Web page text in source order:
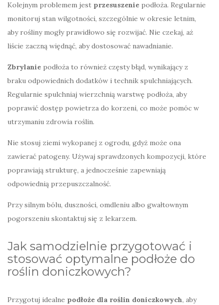
Kolejnym problemem jest przesuszenie podłoża. Regularnie
monitoruj stan wilgotności, szczególnie w okresie letnim,
aby rośliny mogły prawidłowo się rozwijać. Nie czekaj, aż
liście zaczną więdnąć, aby dostosować nawadnianie.
Zbrylanie podłoża to również częsty błąd, wynikający z
braku odpowiednich dodatków i technik spulchniających.
Regularnie spulchniaj wierzchnią warstwę podłoża, aby
poprawić dostęp powietrza do korzeni, co może pomóc w
utrzymaniu zdrowia roślin.
Nie stosuj ziemi wykopanej z ogrodu, gdyż może ona
zawierać patogeny. Używaj sprawdzonych kompozycji, które
poprawiają strukturę, a jednocześnie zapewniają
odpowiednią przepuszczalność.
Przy silnym bólu, duszności, omdleniu albo gwałtownym
pogorszeniu skontaktuj się z lekarzem.
Jak samodzielnie przygotować i
stosować optymalne podłoże do
roślin doniczkowych?
Przygotuj idealne podłoże dla roślin doniczkowych, aby